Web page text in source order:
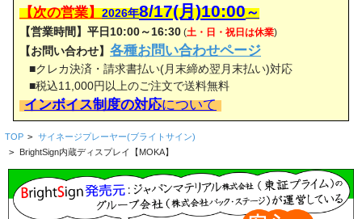
【次の営業】2026年8/17(月)10:00～
【営業時間】平日10:00～16:30 (土・日・祝日は休業)
【お問い合わせ】 各種お問い合わせページ
■クレカ決済・請求書払い(月末締め翌月末払い)対応
■税込11,000円以上のご注文で送料無料
インボイス制度の対応について
TOP > サイネージプレーヤー(ブライトサイン)
> BrightSign内蔵ディスプレイ【MOKA】